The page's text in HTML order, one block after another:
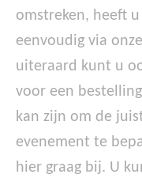
omstreken, heeft
eenvoudig via
uiteraard kunt u
voor een
kan zijn om de
evenement te
hier graag bij. U